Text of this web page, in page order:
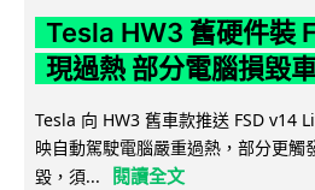
Tesla HW3 舊硬件裝
現過熱 部分電腦損毀
Tesla 向 HW3 舊車款推送 FSD v14
映自動駕駛電腦嚴重過熱，部分更觸
毀，須...
閱讀全文